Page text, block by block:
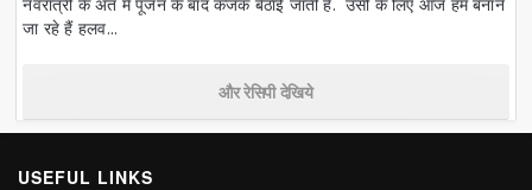
जा रहे हैं हलव...
और रेसिपी देखिये
USEFUL LINKS